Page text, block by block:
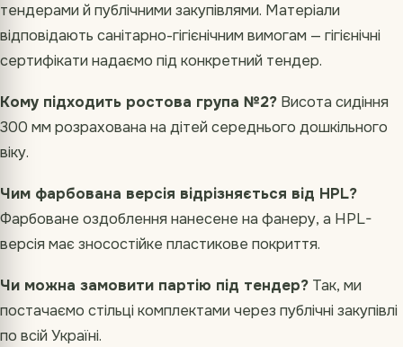
тендерами й публічними закупівлями. Матеріали
відповідають санітарно-гігієнічним вимогам — гігієнічні
сертифікати надаємо під конкретний тендер.
Кому підходить ростова група №2? Висота сидіння
300 мм розрахована на дітей середнього дошкільного
віку.
Чим фарбована версія відрізняється від HPL?
Фарбоване оздоблення нанесене на фанеру, а HPL-
версія має зносостійке пластикове покриття.
Чи можна замовити партію під тендер? Так, ми
постачаємо стільці комплектами через публічні закупівлі
по всій Україні.